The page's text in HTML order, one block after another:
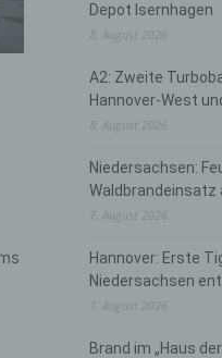
Depot Isernhagen
8. August 2026
A2: Zweite
Hannover-West
8. August 2026
Niedersachsen:
Waldbrandeinsatz
7. August 2026
Hannover: Erste
Niedersachsen
7. August 2026
Brand im „Haus